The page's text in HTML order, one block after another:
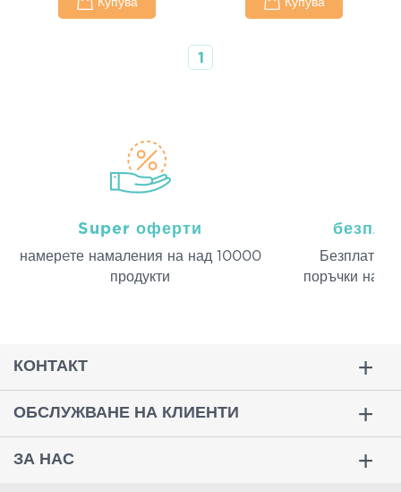
Купува Купува
1
Super оферти
намерeте намаления на над 10000
продукти
Безплатна
поръчки над
КОНТАКТ
ОБСЛУЖВАНЕ НА КЛИЕНТИ
ЗА НАС